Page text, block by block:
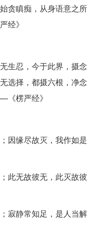
贪瞋痴，从身语意之所
经》
生忍，今于此界，摄念
选择，都摄六根，净念
《楞严经》
因缘尽故灭，我作如是
此无故彼无，此灭故彼
寂静常知足，是人当解